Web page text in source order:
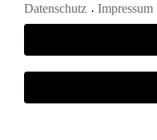
Datenschutz Impressum
Unternehmen
MAFU Network
Presse